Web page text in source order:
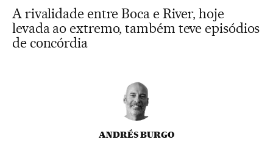
A rivalidade entre Boca e River, hoje
levada ao extremo, também teve episódios
de concórdia
ANDRÉS BURGO